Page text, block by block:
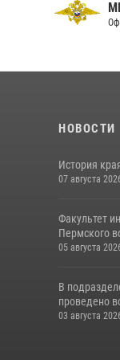
НОВОСТИ
История
07 августа
Факультет
Пермского
05 августа
В
проведено
03 августа